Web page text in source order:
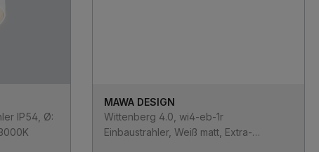
IP54, Ø:
MAWA DESIGN
Wittenberg 4.0, wi4-eb-1r
Einbaustrahler, Weiß matt, Extra-